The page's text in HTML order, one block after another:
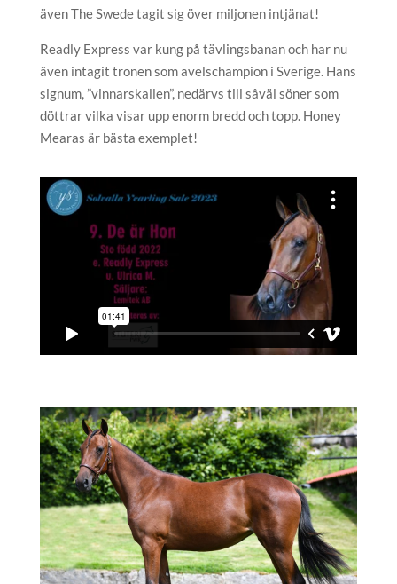
även The Swede tagit sig över miljonen intjänat!
Readly Express var kung på tävlingsbanan och har nu
även intagit tronen som avelschampion i Sverige. Hans
signum, ”vinnarskallen”, nedärvs till såväl söner som
döttrar vilka visar upp enorm bredd och topp. Honey
Mearas är bästa exemplet!